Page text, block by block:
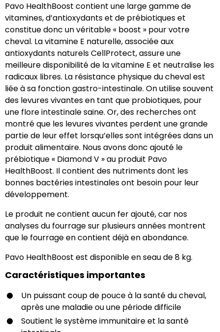
Pavo HealthBoost contient une large gamme de
vitamines, d’antioxydants et de prébiotiques et
constitue donc un véritable « boost » pour votre
cheval. La vitamine E naturelle, associée aux
antioxydants naturels CellProtect, assure une
meilleure disponibilité de la vitamine E et neutralise les
radicaux libres. La résistance physique du cheval est
liée à sa fonction gastro-intestinale. On utilise souvent
des levures vivantes en tant que probiotiques, pour
une flore intestinale saine. Or, des recherches ont
montré que les levures vivantes perdent une grande
partie de leur effet lorsqu’elles sont intégrées dans un
produit alimentaire. Nous avons donc ajouté le
prébiotique « Diamond V » au produit Pavo
HealthBoost. Il contient des nutriments dont les
bonnes bactéries intestinales ont besoin pour leur
développement.
Le produit ne contient aucun fer ajouté, car nos
analyses du fourrage sur plusieurs années montrent
que le fourrage en contient déjà en abondance.
Pavo HealthBoost est disponible en seau de 8 kg.
Caractéristiques importantes
Un puissant coup de pouce à la santé du cheval,
après une maladie ou une période difficile
Soutient le système immunitaire et la santé